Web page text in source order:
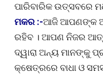
ପାରିବାରିକ ଉତ୍ସବରେ
ମକର :-ଆଜି ଆପଣଙ୍କ
ରହିବ । ଆପଣ ନିଜର
ଦ୍ୱାରା ଅନ୍ୟ ମାନଙ୍କୁ
କ୍ଷେତ୍ରରେ ବାଧା ଓ